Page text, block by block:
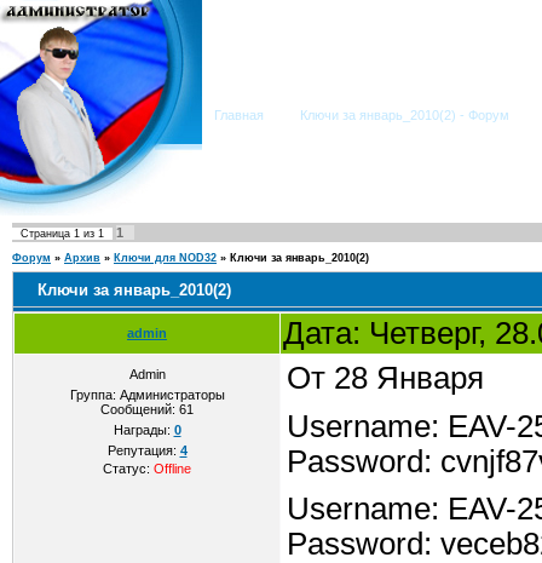
Главная Ключи за январь_2010(2) - Форум
Страница 1 из 1 1
Форум » Архив » Ключи для NOD32 » Ключи за январь_2010(2)
Ключи за январь_2010(2)
admin Дата: Четверг,
Admin
Группа: Администраторы
Сообщений: 61
Награды: 0
Репутация: 4
Статус: Offline
От 28 Января
Username: EAV-
Password:
Username: EAV-
Password: